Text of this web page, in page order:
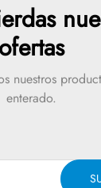
ofertas
nuestros
enterado.